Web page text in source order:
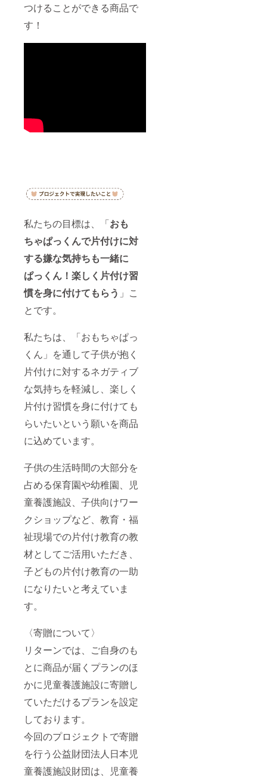
つけることができる商品で
す！
私たちの目標は、「おも
ちゃぱっくんで片付けに対
する嫌な気持ちも一緒に
ぱっくん！楽しく片付け習
慣を身に付けてもらう 」こ
とです。
私たちは、「おもちゃぱっ
くん」を通して子供が抱く
片付けに対するネガティブ
な気持ちを軽減し、楽しく
片付け習慣を身に付けても
らいたいという願いを商品
に込めています。
子供の生活時間の大部分を
占める保育園や幼稚園、児
童養護施設、子供向けワー
クショップなど、教育・福
祉現場での片付け教育の教
材としてご活用いただき、
子どもの片付け教育の一助
になりたいと考えていま
す。
〈寄贈について〉
リターンでは、ご自身のも
とに商品が届くプランのほ
かに児童養護施設に寄贈し
ていただけるプランを設定
しております。
今回のプロジェクトで寄贈
を行う公益財団法人日本児
童養護施設財団は、児童養